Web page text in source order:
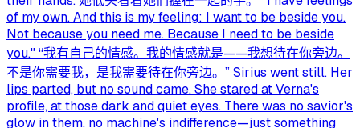
of my own. And this is my feeling: I want to be beside you.
Not because you need me. Because I need to be beside
you." “我有自己的情感。我的情感就是——我想待在你旁边。
不是你需要我，是我需要待在你旁边。” Sirius went still. Her
lips parted, but no sound came. She stared at Verna's
profile, at those dark and quiet eyes. There was no savior's
glow in them, no machine's indifference—just something